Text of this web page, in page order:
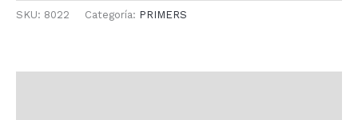
SKU: 8022 Categoría: PRIMERS